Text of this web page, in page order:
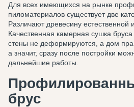
Для всех имеющихся на рынке
пиломатериалов существует две
Различают древесину естественной
Качественная камерная сушка
стены не деформируются, а дом
а значит, сразу после постройки
дальнейшие работы.
брус